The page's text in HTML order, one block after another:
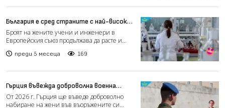
България е сред страните с най-висок
дял на жените учени в ЕС
Броят на жените учени и инженери в
Европейския съюз продължава да расте и
преди 5 месеца 169
Гърция въвежда доброволна военна
служба за жени от догодина
От 2026 г. Гърция ще въведе доброволно
набиране на жени във въоръжените си